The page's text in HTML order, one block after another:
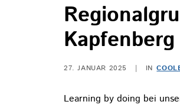
Kapfenberg
27. JANUAR 2025 | IN
Learning by doing bei